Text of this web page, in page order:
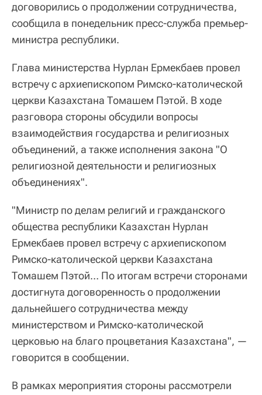
договорились о продолжении сотрудничества,
сообщила в понедельник пресс-служба премьер-
министра республики.
Глава министерства Нурлан Ермекбаев провел
встречу с архиепископом Римско-католической
церкви Казахстана Томашем Пэтой. В ходе
разговора стороны обсудили вопросы
взаимодействия государства и религиозных
объединений, а также исполнения закона "О
религиозной деятельности и религиозных
объединениях".
"Министр по делам религий и гражданского
общества республики Казахстан Нурлан
Ермекбаев провел встречу с архиепископом
Римско-католической церкви Казахстана
Томашем Пэтой… По итогам встречи сторонами
достигнута договоренность о продолжении
дальнейшего сотрудничества между
министерством и Римско-католической
церковью на благо процветания Казахстана", —
говорится в сообщении.
В рамках мероприятия стороны рассмотрели